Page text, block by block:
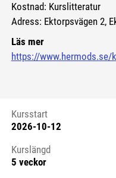
Kostnad: Kurslitteratur
Adress: Ektorpsvägen 2,
Läs mer
https://www.hermods.se/
Kursstart 6065298
Kursstart
2026-10-12
Kurslängd
5 veckor